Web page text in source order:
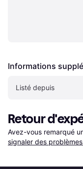
Informations
Listé depuis
Retour
Avez-vous remarqué
signaler des